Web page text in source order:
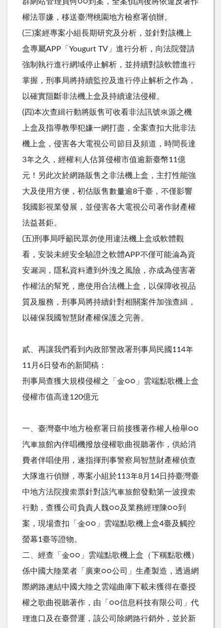
權法罪嫌，移送臺灣桃園地方檢察署偵辦。
(三)案經專案小組長期研究及分析，並針對該機上
盒專屬APP「Yougurt TV」進行分析，向法院聲請
強制執行進行網域停止解析，並持續對該軟體進行
掌握，刑事局將持續監控及進行停止解析之作為，
以確實阻斷非法機上盒及持續違法侵權。
(四)本次查緝行動將販售可收看非法訊號來源之機
上盒及指導教學犯嫌一網打盡，全案查扣大批非法
機上盒，侵害各大電視公司節目及頻道，時間長達
3年之久，經權利人估算侵權市值逾新臺幣11億
元！另此次於網路販售之非法機上盒，主打性能強
大及使用方便，初估販售數量逾8千臺，不僅影響
我國影視業發展，並侵害各大電視公司著作財產權
法益甚鉅。
(五)刑事局呼籲民眾勿使用違法機上盒或軟體觀
看，安裝未經安全驗證之軟體APP不僅可能淪為資
安漏洞，隱私資料遭到外洩之風險，亦成為侵害著
作權法的幫兇，應使用合法機上盒，以保障收視品
質及服務，刑事局將持續針對相關案件加強查緝，
以確保我國智慧財產權保護之完善。
貳、再讓我們看到內政部警政署刑事局民國114年
11月6日發布的新聞稿：
刑事局查獲大規模侵權之「金○○」雲端點歌機上盒
侵權市值高達120億元
一、臺灣臺中地方檢察署日前接獲著作權人檢舉○○
汽車旅館內伴唱機撥放侵權歌曲視聽著作，供給消
費者伴唱使用，遂指揮刑事警察局智慧財產權偵查
大隊進行偵辦，專案小組於113年8月14日持臺灣臺
中地方法院搜索票針對該汽車旅館發動第一波搜索
行動，查獲公司負責人魏○○及業務經理陳○○到
案，現場查扣「金○○」雲端點歌機上盒4臺及觸控
螢幕1臺等證物。
二、經查「金○○」雲端點歌機上盒（下稱點歌機）
係中國大陸業者「廣東○○公司」生產製造，透過網
際網路連結中國大陸之雲端曲庫下載未獲得在臺授
權之歌曲視聽著作，由「○○信息科技有限公司」代
理進口及在臺營運，該公司除網路行銷外，並於新